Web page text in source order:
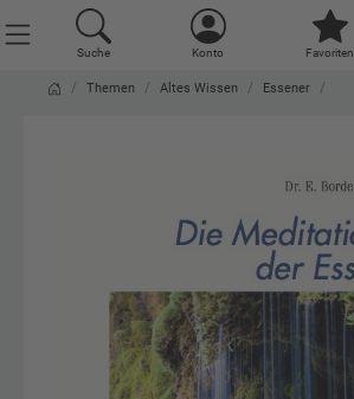
Suche Konto Favoriten
Themen Altes Wissen Essener